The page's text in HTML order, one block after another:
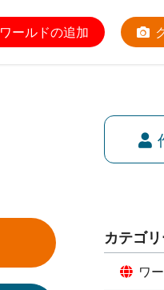
ワールドの追加
カテゴ
ワ